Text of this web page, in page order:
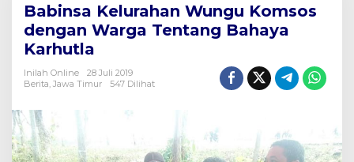
Wungu
Komsos
dengan
Tentang
Bahaya
Babinsa Kelurahan Wungu Komsos
dengan Warga Tentang Bahaya
Karhutla
Inilah Online
28 Juli 2019
Berita Jawa Timur 547 Dilihat